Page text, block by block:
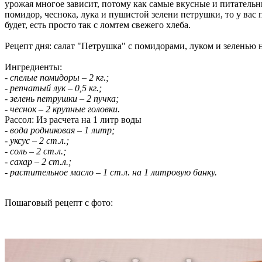
урожая многое зависит, потому как самые вкусные и
помидор, чеснока, лука и пушистой зелени петрушки, то у
будет, есть просто так с ломтем свежего хлеба.
Рецепт дня: салат "Петрушка" с помидорами, луком и зеленью
Ингредиенты:
- спелые помидоры – 2 кг.;
- репчатый лук – 0,5 кг.;
- зелень петрушки – 2 пучка;
- чеснок – 2 крупные головки.
Рассол: Из расчета на 1 литр воды
- вода родниковая – 1 литр;
- уксус – 2 ст.л.;
- соль – 2 ст.л.;
- сахар – 2 ст.л.;
- растительное масло – 1 ст.л. на 1 литровую банку.
Пошаговый рецепт с фото: